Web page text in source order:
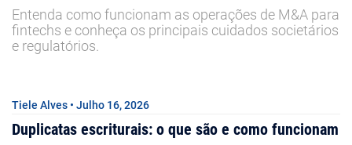
Entenda como funcionam as operações de M&A para
fintechs e conheça os principais cuidados societários
e regulatórios.
Tiele Alves • Julho 16, 2026
Duplicatas escriturais: o que são e como funcionam